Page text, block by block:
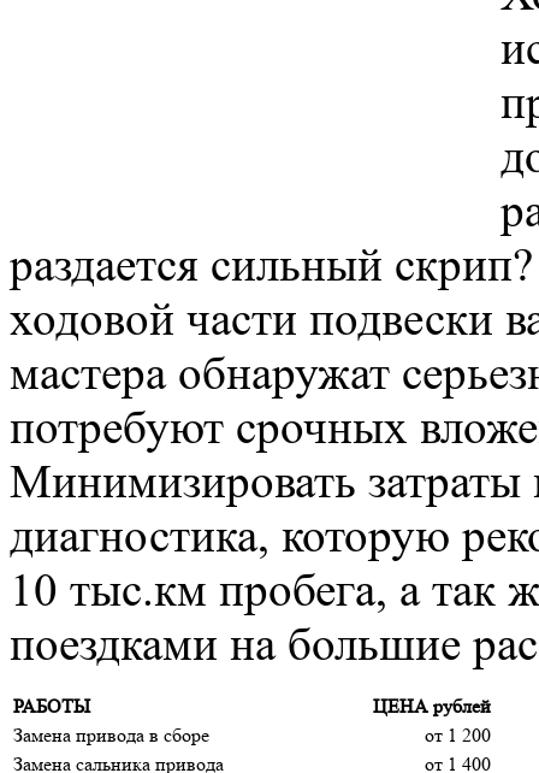
раздается сильный
ходовой части подвески
мастера обнаружат
потребуют срочных
Минимизировать затраты
диагностика, которую
10 тыс.км пробега, а так
поездками на большие
РАБОТЫ ЦЕНА рублей
Замена привода в сборе
от 1 200
Замена сальника привода
от 1 400